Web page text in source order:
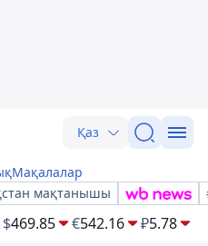
Қаз
Мақалалар
мақтанышы
$469.85 €542.16 ₽5.78